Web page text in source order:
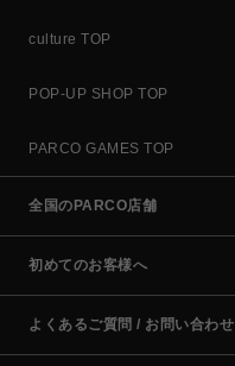
culture TOP
POP-UP SHOP TOP
PARCO GAMES TOP
全国のPARCO店舗
初めてのお客様へ
よくあるご質問 / お問い合わせ